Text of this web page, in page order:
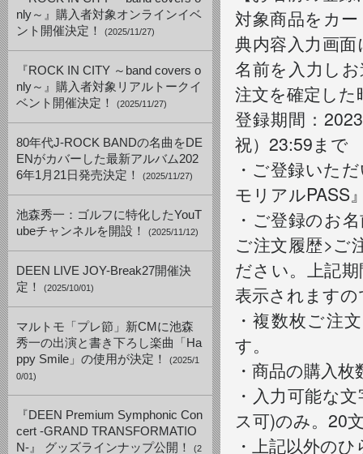
nly～』購入者対象オンラインイベ
ント開催決定！
(2025/11/27)
『ROCK IN CITY ～band covers o
nly～』購入者対象リアルトークイ
ベント開催決定！
(2025/11/27)
80年代J-ROCK BANDの名曲をDE
ENがカバーした最新アルバム202
6年1月21日発売決定！
(2025/11/27)
池森秀一：ゴルフに特化したYouT
ubeチャンネルを開設！
(2025/11/12)
DEEN LIVE JOY-Break27開催決
定！
(2025/10/01)
マルトモ「プレ節」新CMに池森
秀一の出演と書き下ろし楽曲「Ha
ppy Smile」の使用が決定！
(2025/1
0/01)
『DEEN Premium Symphonic Con
cert -GRAND TRANSFORMATIO
N-』 グッズラインナップ公開！
(2
対象商品をカ
典内容入力画
名前を入力し
注文を確定し
登録期間：
祝）23:59まで
・ご登録いた
モリアルPASS
・ご登録のお
ご注文履歴>ご
ださい。上記
表示されます
・複数枚ご注
す。
・商品の購入
・入力可能な
ス可)のみ。20
・上記以外の